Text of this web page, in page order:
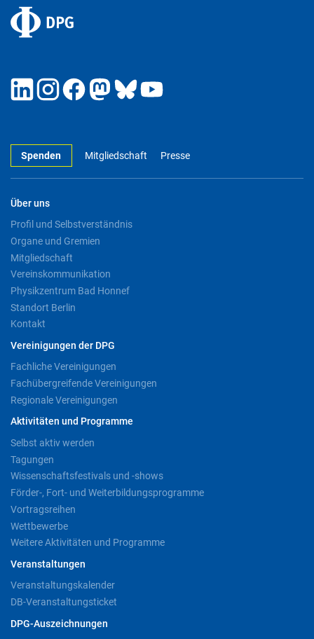
Spenden Mitgliedschaft Presse
Über uns
Profil und Selbstverständnis
Organe und Gremien
Mitgliedschaft
Vereinskommunikation
Physikzentrum Bad Honnef
Standort Berlin
Kontakt
Vereinigungen der DPG
Fachliche Vereinigungen
Fachübergreifende Vereinigungen
Regionale Vereinigungen
Aktivitäten und Programme
Selbst aktiv werden
Tagungen
Wissenschaftsfestivals und -shows
Förder-, Fort- und Weiterbildungsprogramme
Vortragsreihen
Wettbewerbe
Weitere Aktivitäten und Programme
Veranstaltungen
Veranstaltungskalender
DB-Veranstaltungsticket
DPG-Auszeichnungen